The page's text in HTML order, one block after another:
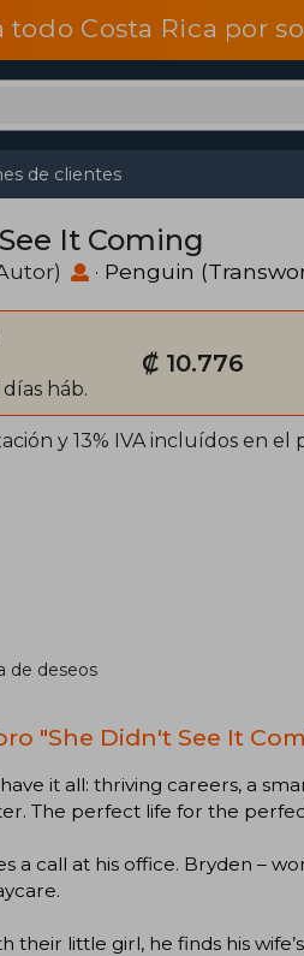
todo Costa Rica por
de clientes
It Coming
· Penguin
días háb.
₡ 10.776
y 13% IVA incluídos en el
de deseos
"She Didn't See It
it all: thriving careers, a
The perfect life for the
a call at his office. Bryden –
their little girl, he finds his